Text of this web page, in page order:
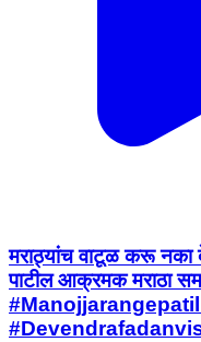
मराठ्यांच वाटूळ करू नका
पाटील आक्रमक मराठा